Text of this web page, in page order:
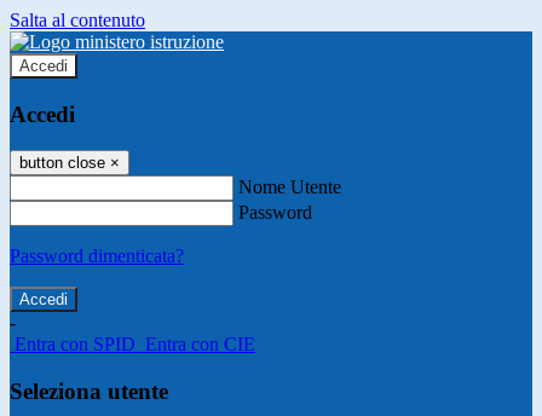
Salta al contenuto
Accedi
Accedi
button close ×
Nome Utente
Password
Password dimenticata?
-
Entra con SPID Entra con CIE
Seleziona utente